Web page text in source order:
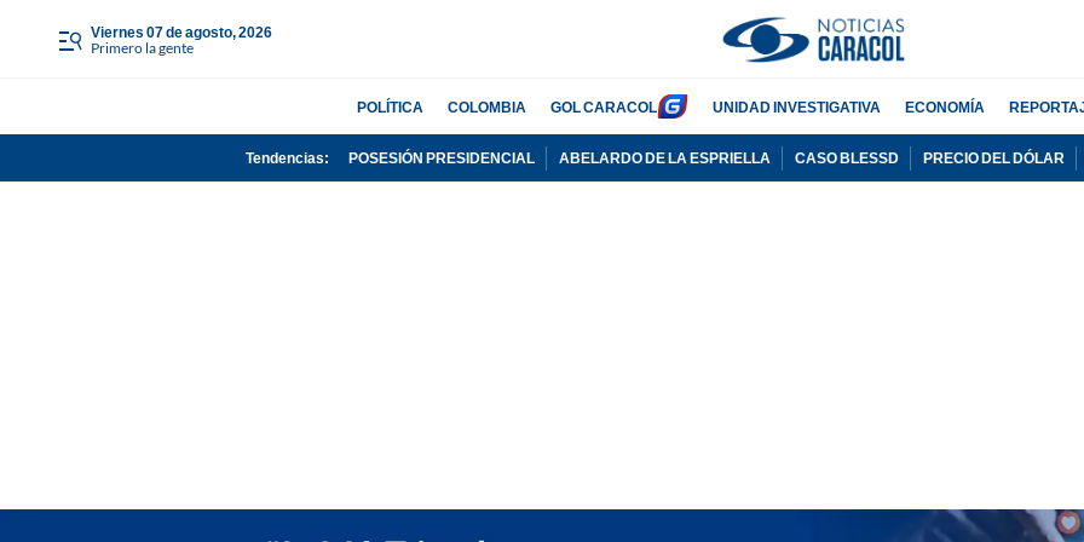
viernes 07 de agosto, 2026
Primero la gente
POLÍTICA COLOMBIA GOL CARACOL UNIDAD INVESTIGATIVA ECONOMÍA
Tendencias: POSESIÓN PRESIDENCIAL ABELARDO DE LA ESPRIELLA CASO BLESSD PRECIO DEL DÓLAR